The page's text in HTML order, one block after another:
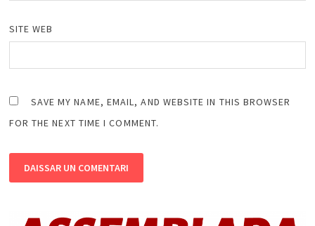
SITE WEB
SAVE MY NAME, EMAIL, AND WEBSITE IN THIS BROWSER
FOR THE NEXT TIME I COMMENT.